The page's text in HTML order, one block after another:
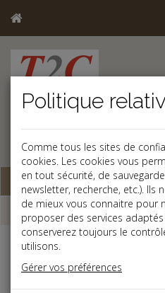
Base documentaire
Dépêches
Social
Comme tous les sites de
cookies. Les cookies vous
en tout sécurité, de
newsletter, recherche, etc.).
de mieux vous connaitre pour
proposer des services
conserverez toujours le
utilisons.
Gérer vos préférences